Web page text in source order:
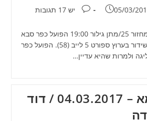
05/03/ תגובות:
יש 17 תגובות
כדורגל: ליגת העל – מחזור 25/מתן גילור 19:00 הפועל כפר סבא
–מכבי פתח תקוה – שידור בערוץ ספורט 5 לייב (58). הפועל כפר
ולמרות שהיא עדיין…
אירועי דיומא – 04.03.2017 / דוד